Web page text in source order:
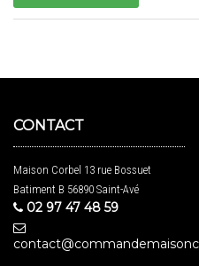
CONTACT
Maison Corbel 13 rue Bossuet
Batiment B 56890 Saint-Avé
02 97 47 48 59